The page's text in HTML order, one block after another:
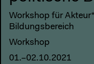
Workshop für
Bildungsbereich
Workshop
01.–02.10.2021